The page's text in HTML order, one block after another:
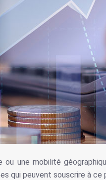
une mobilité
qui peuvent souscrire à ce